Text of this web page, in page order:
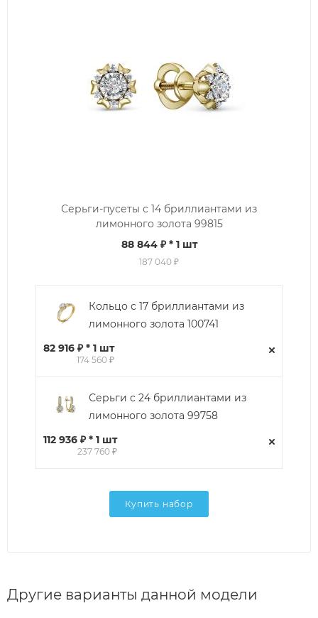
Серьги-пусеты с 14 бриллиантами из
лимонного золота 99815
88 844 ₽* 1 шт
187 040 ₽
Кольцо с 17 бриллиантами из
лимонного золота 100741
82 916 ₽ * 1 шт
174 560 ₽
Серьги с 24 бриллиантами из
лимонного золота 99758
112 936 ₽ * 1 шт
237 760 ₽
Купить набор
Другие варианты данной модели